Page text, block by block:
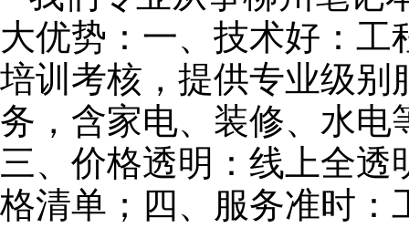
大优势：一、技术好：
培训考核，提供专业级别
务，含家电、装修、水电
三、价格透明：线上全
格清单；四、服务准时：